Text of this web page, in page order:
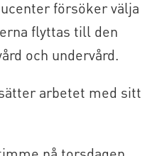
försöker välja
flyttas till den
och undervård.
arbetet med sitt